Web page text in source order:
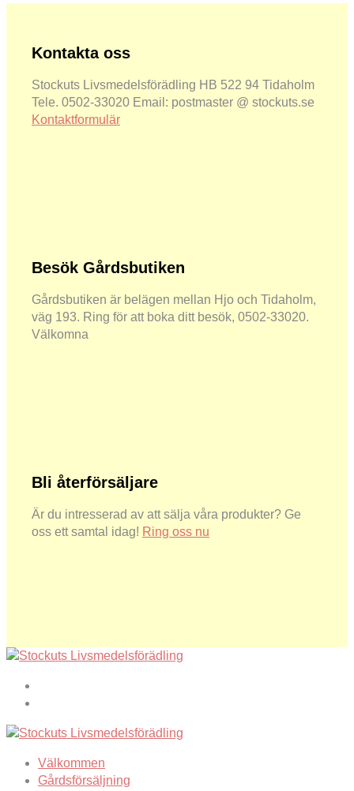
Kontakta oss
Stockuts Livsmedelsförädling HB 522 94 Tidaholm
Tele. 0502-33020 Email: postmaster @ stockuts.se
Kontaktformulär
Besök Gårdsbutiken
Gårdsbutiken är belägen mellan Hjo och Tidaholm,
väg 193. Ring för att boka ditt besök, 0502-33020.
Välkomna
Bli återförsäljare
Är du intresserad av att sälja våra produkter? Ge
oss ett samtal idag! Ring oss nu
Välkommen
Gårdsförsäljning